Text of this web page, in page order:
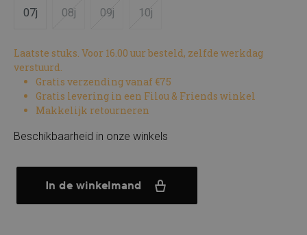
07j 08j(Deze optie is momenteel niet beschikbaar.)
09j(Deze optie is momenteel niet beschikbaar.)
10j(Deze optie is momenteel niet
Laatste stuks. Voor 16.00 uur besteld, zelfde werkdag
verstuurd.
Gratis verzending vanaf €75
Gratis levering in een Filou & Friends winkel
Makkelijk retourneren
Beschikbaarheid in onze winkels
In de winkelmand